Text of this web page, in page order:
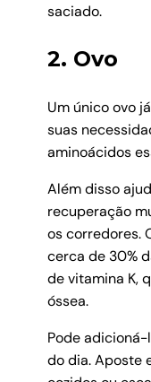
saciado.
2. Ovo
Um único ovo
suas
aminoácidos
Além disso
recuperação
os corredores.
cerca de 30%
de vitamina K,
óssea.
Pode
do dia. Aposte